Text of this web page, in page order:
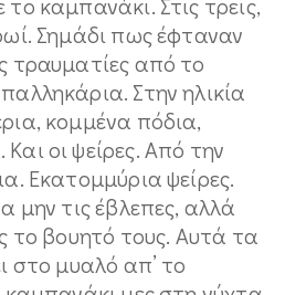
Σημάδι πως έφταναν
τραυματίες από το
Στην ηλικία
κομμένα πόδια,
οι ψείρες. Από την
Εκατομμύρια ψείρες.
μην τις έβλεπες, αλλά
το βουητό τους. Αυτά τα
στο μυαλό απ’ το